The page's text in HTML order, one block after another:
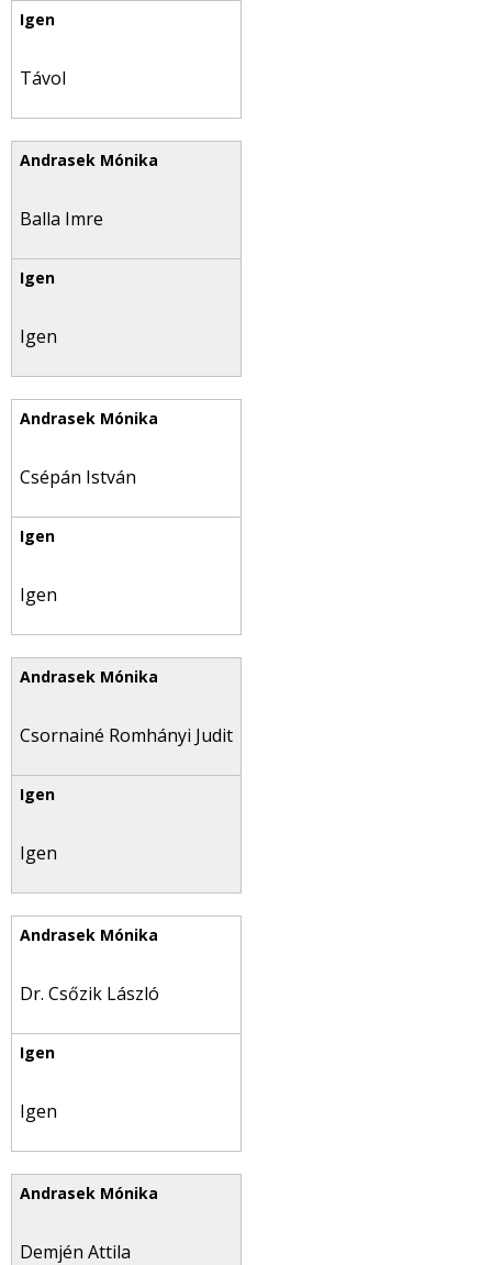
Távol
Balla Imre
Igen
Csépán István
Igen
Csornainé Romhányi Judit
Igen
Dr. Csőzik László
Igen
Demjén Attila